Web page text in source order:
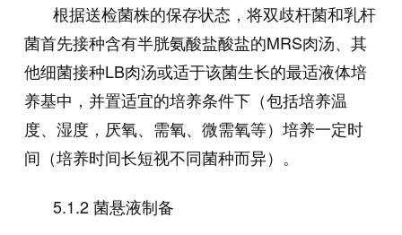
根据送检菌株的保存状态，将双歧杆菌和乳杆
菌首先接种含有半胱氨酸盐酸盐的MRS肉汤、其
他细菌接种LB肉汤或适于该菌生长的最适液体培
养基中，并置适宜的培养条件下（包括培养温
度、湿度，厌氧、需氧、微需氧等）培养一定时
间（培养时间长短视不同菌种而异）。
5.1.2 菌悬液制备